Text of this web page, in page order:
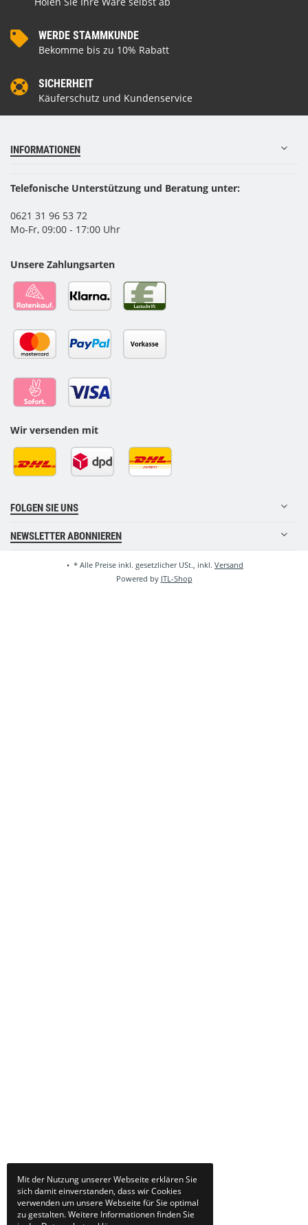
WERDE STAMMKUNDE
Bekomme bis zu 10% Rabatt
SICHERHEIT
Käuferschutz und Kundenservice
INFORMATIONEN
Telefonische Unterstützung und Beratung unter:
0621 31 96 53 72
Mo-Fr, 09:00 - 17:00 Uhr
Unsere Zahlungsarten
Wir versenden mit
FOLGEN SIE UNS
NEWSLETTER ABONNIEREN
• * Alle Preise inkl. gesetzlicher USt., inkl. Versand
Powered by JTL-Shop
Mit der Nutzung unserer Webseite erklären Sie
sich damit einverstanden, dass wir Cookies
verwenden um unsere Webseite für Sie optimal
zu gestalten. Weitere Informationen finden Sie